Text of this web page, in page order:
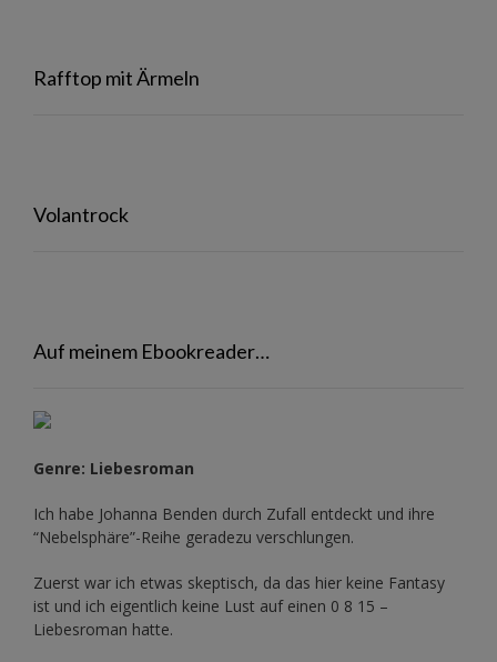
Rafftop mit Ärmeln
Volantrock
Auf meinem Ebookreader…
Genre: Liebesroman
Ich habe Johanna Benden durch Zufall entdeckt und ihre
“Nebelsphäre”-Reihe geradezu verschlungen.
Zuerst war ich etwas skeptisch, da das hier keine Fantasy
ist und ich eigentlich keine Lust auf einen 0 8 15 –
Liebesroman hatte.